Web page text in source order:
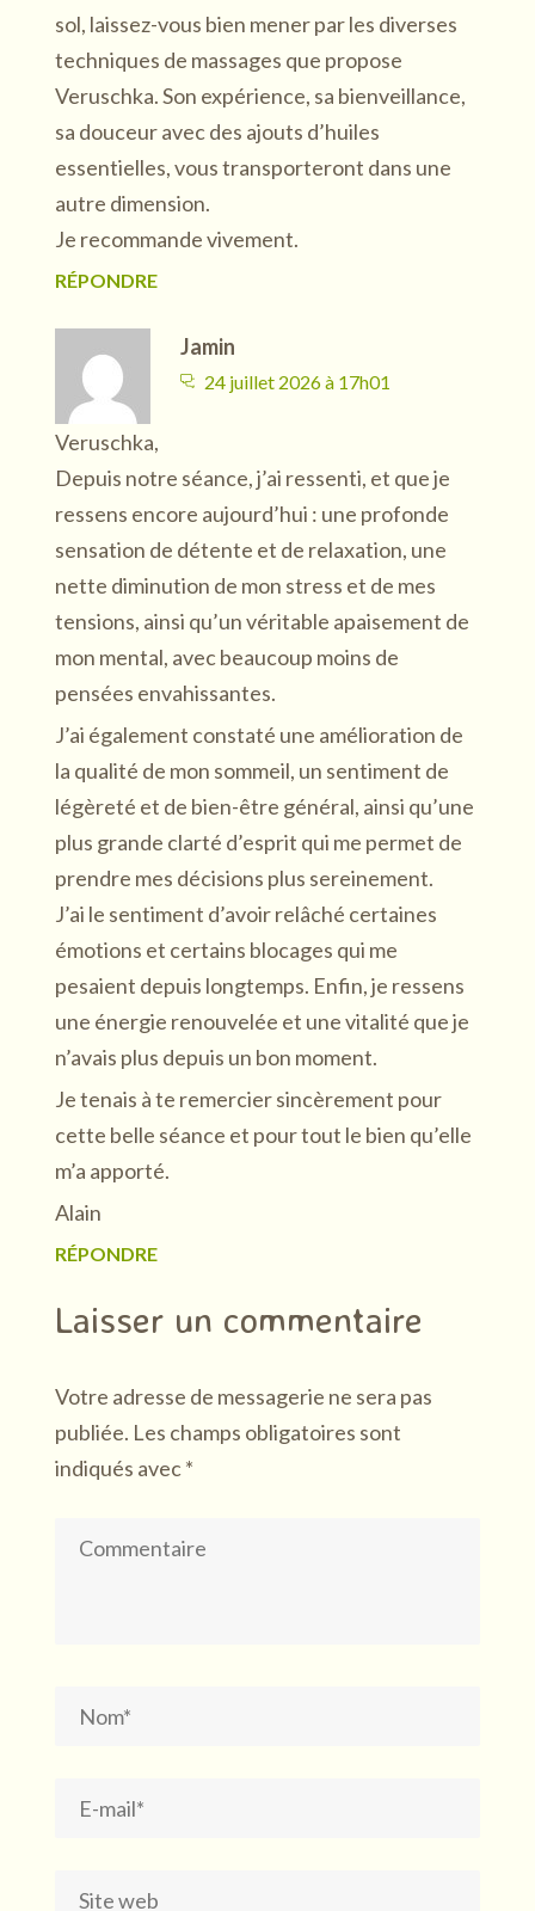
sol, laissez-vous bien mener par les diverses
techniques de massages que propose
Veruschka. Son expérience, sa bienveillance,
sa douceur avec des ajouts d’huiles
essentielles, vous transporteront dans une
autre dimension.
Je recommande vivement.
RÉPONDRE
Jamin
24 juillet 2026 à 17h01
Veruschka,
Depuis notre séance, j’ai ressenti, et que je
ressens encore aujourd’hui : une profonde
sensation de détente et de relaxation, une
nette diminution de mon stress et de mes
tensions, ainsi qu’un véritable apaisement de
mon mental, avec beaucoup moins de
pensées envahissantes.
J’ai également constaté une amélioration de
la qualité de mon sommeil, un sentiment de
légèreté et de bien-être général, ainsi qu’une
plus grande clarté d’esprit qui me permet de
prendre mes décisions plus sereinement.
J’ai le sentiment d’avoir relâché certaines
émotions et certains blocages qui me
pesaient depuis longtemps. Enfin, je ressens
une énergie renouvelée et une vitalité que je
n’avais plus depuis un bon moment.
Je tenais à te remercier sincèrement pour
cette belle séance et pour tout le bien qu’elle
m’a apporté.
Alain
RÉPONDRE
Laisser un commentaire
Votre adresse de messagerie ne sera pas
publiée. Les champs obligatoires sont
indiqués avec*